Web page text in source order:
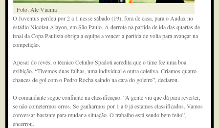
Foto: Ale Vianna
O Juventus perdeu por 2 a 1 nesse sábado (19), fora de casa, para o Audax no
estádio Nicolau Alayon, em São Paulo. A derrota na partida de ida das quartas de
final da Copa Paulista obriga a equipe a vencer a partida de volta para avançar na
competição.
Apesar do revés, o técnico Celinho Spadoti acredita que o time fez uma boa
exibição. “Tivemos duas falhas, uma individual e outra coletiva. Criamos quatro
chances de gol com o Pedro Rocha saindo na cara do goleiro”, declarou.
O comandante segue confiante na classificação. “A gente viu que dá para reverter,
se não cometermos erros. Se ganharmos por 1 a 0 já estamos classificados. Vamos
conversar bastante para mudar a situação. O trabalho está sendo bem feito”,
encerrou.